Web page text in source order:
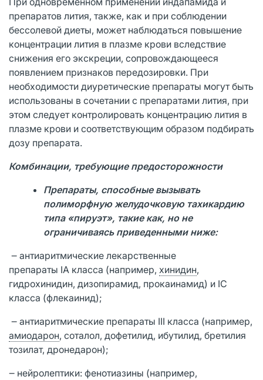
препаратов лития, также, как и при соблюдении
бессолевой диеты, может наблюдаться повышение
концентрации лития в плазме крови вследствие
снижения его экскреции, сопровождающееся
появлением признаков передозировки. При
необходимости диуретические препараты могут быть
использованы в сочетании с препаратами лития, при
этом следует контролировать концентрацию лития в
плазме крови и соответствующим образом подбирать
дозу препарата.
Комбинации, требующие предосторожности
Препараты, способные вызывать
полиморфную желудочковую тахикардию
типа «пируэт», такие как, но не
ограничиваясь приведенными ниже:
‒ антиаритмические лекарственные
препараты IA класса (например, хинидин,
гидрохинидин, дизопирамид, прокаинамид) и IC
класса (флекаинид);
‒ антиаритмические препараты III класса (например,
амиодарон, соталол, дофетилид, ибутилид, бретилия
тозилат, дронедарон);
‒ нейролептики: фенотиазины (например,